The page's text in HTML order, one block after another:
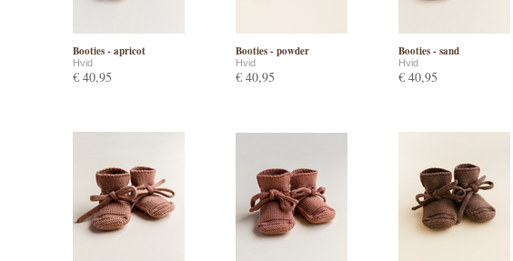
Booties - apricot
Hvid
€ 40,95
Booties - powder
Hvid
€ 40,95
Booties - sand
Hvid
€ 40,95